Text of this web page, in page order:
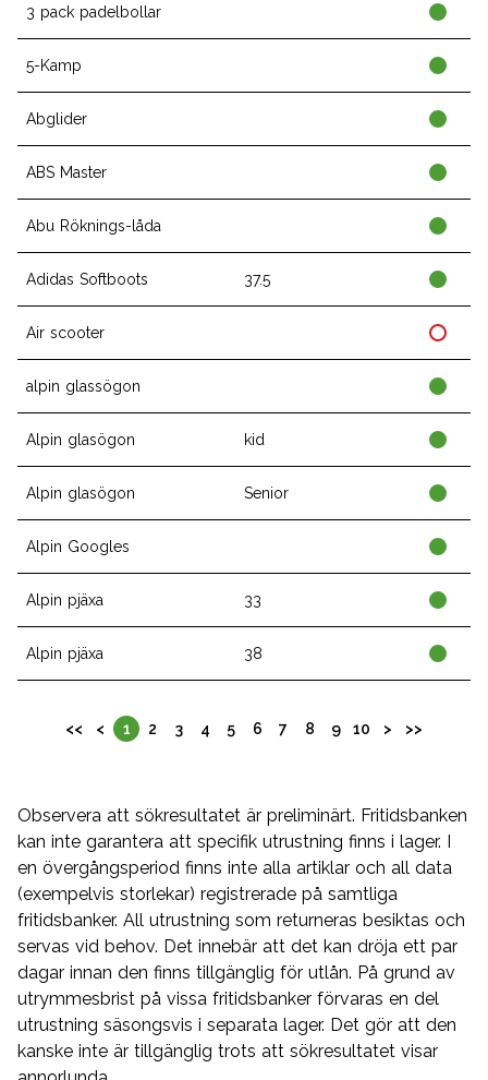
3 pack padelbollar
5-Kamp
Abglider
ABS Master
Abu Röknings-låda
Adidas Softboots 37.5
Air scooter
alpin glassögon
Alpin glasögon kid
Alpin glasögon Senior
Alpin Googles
Alpin pjäxa 33
Alpin pjäxa 38
<< < 1 2 3 4 5 6 7 8 9 10 > >>
Observera att sökresultatet är preliminärt. Fritidsbanken
kan inte garantera att specifik utrustning finns i lager. I
en övergångsperiod finns inte alla artiklar och all data
(exempelvis storlekar) registrerade på samtliga
fritidsbanker. All utrustning som returneras besiktas och
servas vid behov. Det innebär att det kan dröja ett par
dagar innan den finns tillgänglig för utlån. På grund av
utrymmesbrist på vissa fritidsbanker förvaras en del
utrustning säsongsvis i separata lager. Det gör att den
kanske inte är tillgänglig trots att sökresultatet visar